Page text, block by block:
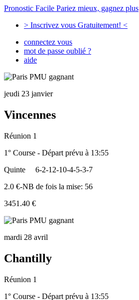
Pronostic Facile Pariez mieux, gagnez plus
> Inscrivez vous Gratuitement! <
connectez vous
mot de passe oublié ?
aide
jeudi 23 janvier
Vincennes
Réunion 1
1° Course - Départ prévu à 13:55
Quinte
6-2-12-10-4-5-3-7
2.0 €-NB de fois la mise: 56
3451.40 €
mardi 28 avril
Chantilly
Réunion 1
1° Course - Départ prévu à 13:55